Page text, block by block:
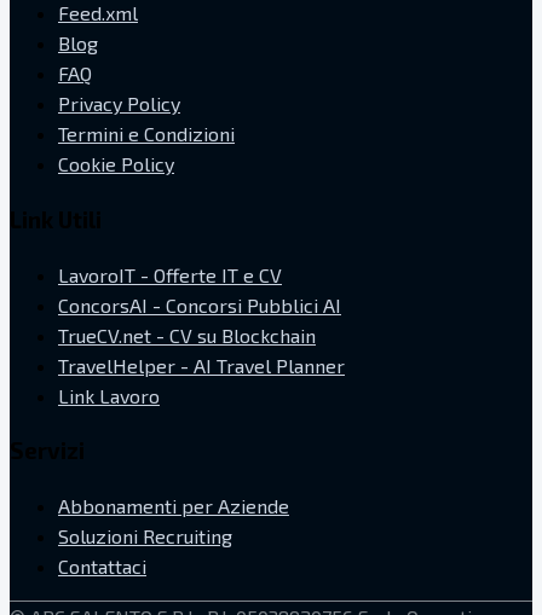
Feed.xml
Blog
FAQ
Privacy Policy
Termini e Condizioni
Cookie Policy
LavoroIT - Offerte IT e CV
ConcorsAI - Concorsi Pubblici AI
TrueCV.net - CV su Blockchain
TravelHelper - AI Travel Planner
Link Lavoro
Abbonamenti per Aziende
Soluzioni Recruiting
Contattaci